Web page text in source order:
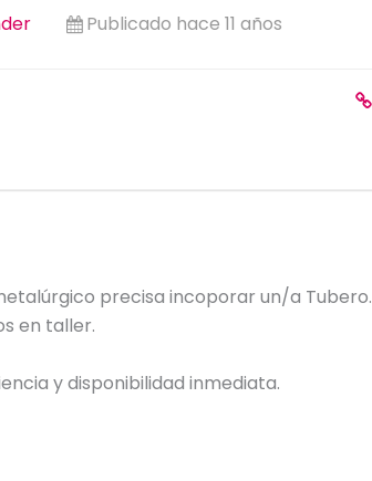
Publicado hace 11 años
precisa incoporar un/a Tubero.
en taller.
y disponibilidad inmediata.